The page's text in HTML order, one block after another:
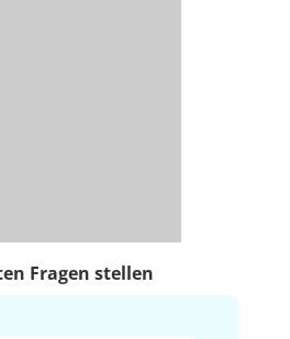
Fragen stellen